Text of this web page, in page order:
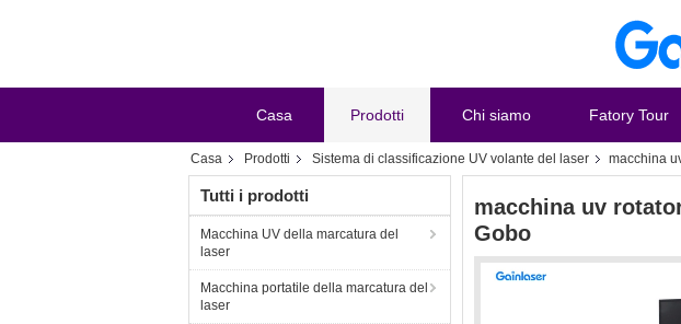
Casa Prodotti Chi siamo Fatory Tour
Casa Prodotti Sistema di classificazione UV volante del laser macchina
Tutti i prodotti
Macchina UV della marcatura del
laser
Macchina portatile della marcatura del
laser
macchina uv
Gobo